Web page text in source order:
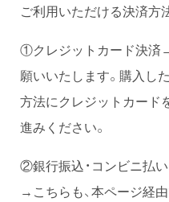
ご利用いただける決済方
①クレジットカード決済
願いいたします。購入し
方法にクレジットカード
進みください。
②銀行振込・コンビニ払い
→こちらも、本ページ経